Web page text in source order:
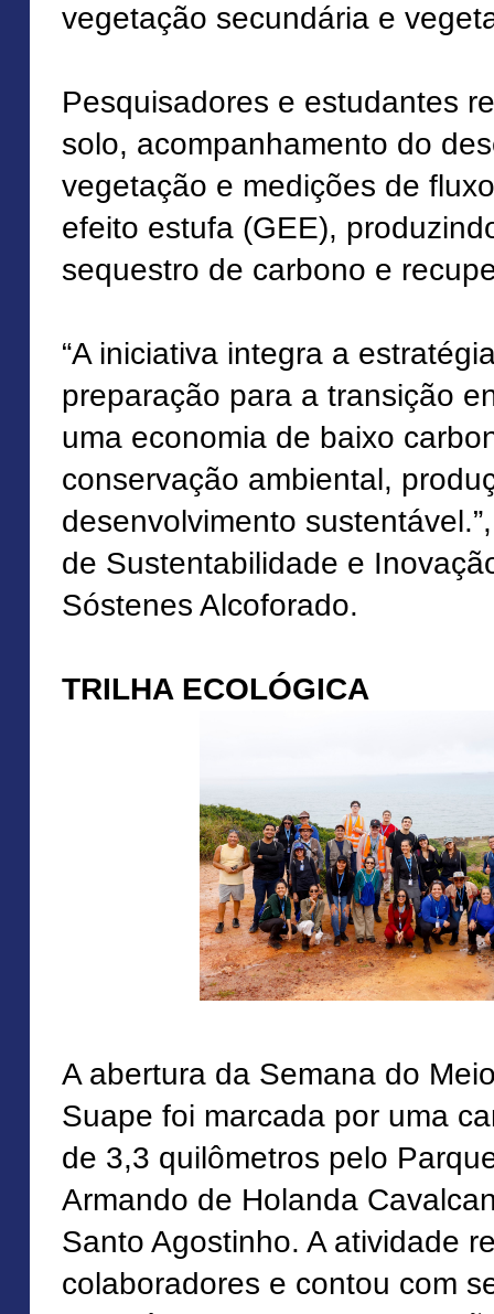
vegetação secundária e
Pesquisadores e estudantes
solo, acompanhamento do
vegetação e medições de
efeito estufa (GEE),
sequestro de carbono e
“A iniciativa integra a
preparação para a transição
uma economia de baixo
conservação ambiental,
desenvolvimento
de Sustentabilidade e
Sóstenes Alcoforado.
TRILHA ECOLÓGICA
A abertura da Semana do
Suape foi marcada por uma
de 3,3 quilômetros pelo
Armando de Holanda
Santo Agostinho. A atividade
colaboradores e contou com